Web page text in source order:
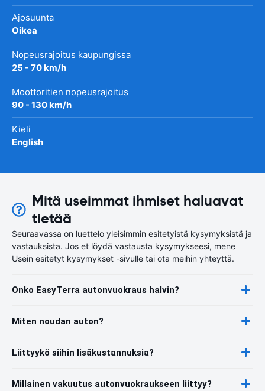
Ajosuunta
Oikea
Nopeusrajoitus kaupungissa
25 - 70 km/h
Moottoritien nopeusrajoitus
90 - 130 km/h
Kieli
English
Mitä useimmat ihmiset haluavat
tietää
Seuraavassa on luettelo yleisimmin esitetyistä kysymyksistä ja
vastauksista. Jos et löydä vastausta kysymykseesi, mene
Usein esitetyt kysymykset -sivulle tai ota meihin yhteyttä.
Onko EasyTerra autonvuokraus halvin?
Miten noudan auton?
Liittyykö siihin lisäkustannuksia?
Millainen vakuutus autonvuokraukseen liittyy?